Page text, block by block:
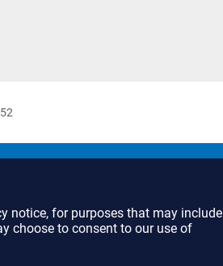
notice, for purposes that may include
choose to consent to our use of